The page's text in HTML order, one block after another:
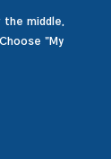
middle,
"My